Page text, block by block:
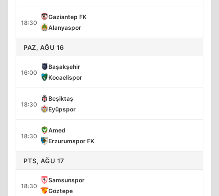
18:30
Gaziantep FK
Alanyaspor
PAZ, AĞU 16
16:00
Başakşehir
Kocaelispor
18:30
Beşiktaş
Eyüpspor
18:30
Amed
Erzurumspor FK
PTS, AĞU 17
18:30
Samsunspor
Göztepe